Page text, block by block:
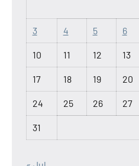
3 4 5 6
10 11 12 13
17 18 19 20
24 25 26 27
31